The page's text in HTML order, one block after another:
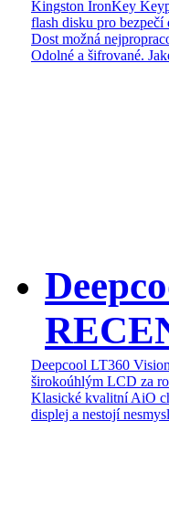
Kingston IronKey
flash disku pro bezpečí
Dost možná
Odolné a šifrované.
Deepcool LT360
širokoúhlým LCD za
Klasické kvalitní AiO
displej a nestojí